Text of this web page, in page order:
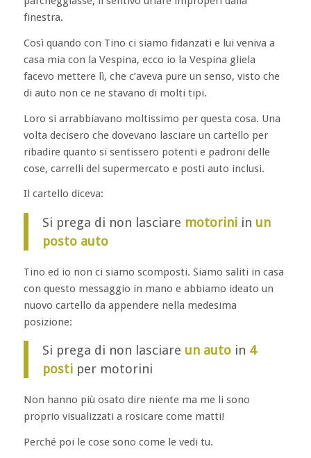
finestra.
Così quando con Tino ci siamo fidanzati e lui veniva a
casa mia con la Vespina, ecco io la Vespina gliela
facevo mettere lì, che c’aveva pure un senso, visto che
di auto non ce ne stavano di molti tipi.
Loro si arrabbiavano moltissimo per questa cosa. Una
volta decisero che dovevano lasciare un cartello per
ribadire quanto si sentissero potenti e padroni delle
cose, carrelli del supermercato e posti auto inclusi.
Il cartello diceva:
Si prega di non lasciare motoriniin un
posto auto
Tino ed io non ci siamo scomposti. Siamo saliti in casa
con questo messaggio in mano e abbiamo ideato un
nuovo cartello da appendere nella medesima
posizione:
Si prega di non lasciare un autoin 4
postiper motorini
Non hanno più osato dire niente ma me li sono
proprio visualizzati a rosicare come matti!
Perché poi le cose sono come le vedi tu.